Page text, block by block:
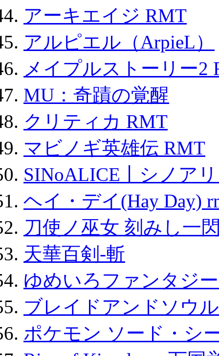
アーキエイジ RMT
アルピエル（ArpieL）
メイプルストーリー2
MU：奇蹟の覚醒
クリティカ RMT
マビノギ英雄伝 RMT
SINoALICE丨シノア
ヘイ・デイ(Hay Day)
刀使ノ巫女 刻みし一
天華百剣-斬
ゆめいろファンタジ
ブレイドアンドソウ
ポケモン ソード・シ